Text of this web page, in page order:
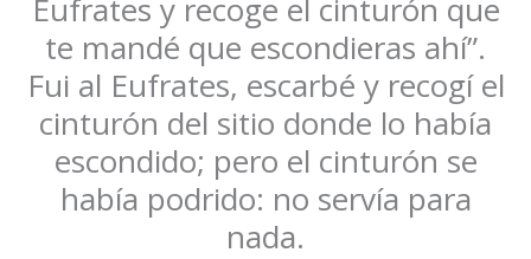
Eufrates y recoge el cinturón que
te mandé que escondieras ahí”.
Fui al Eufrates, escarbé y recogí el
cinturón del sitio donde lo había
escondido; pero el cinturón se
había podrido: no servía para
nada.